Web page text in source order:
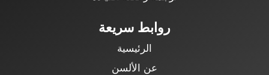
روابط سريعة
الرئيسية
عن الألسن